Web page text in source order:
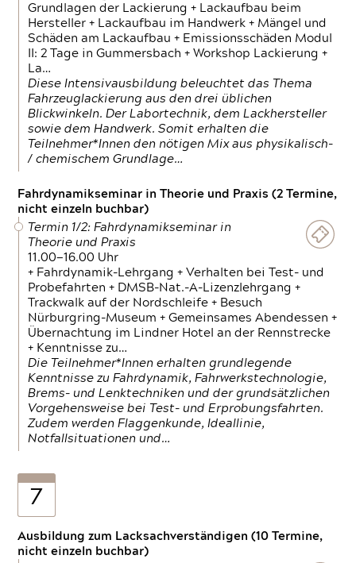
Grundlagen der Lackierung + Lackaufbau beim
Hersteller + Lackaufbau im Handwerk + Mängel und
Schäden am Lackaufbau + Emissionsschäden Modul
II: 2 Tage in Gummersbach + Workshop Lackierung +
La…
Diese Intensivausbildung beleuchtet das Thema
Fahrzeuglackierung aus den drei üblichen
Blickwinkeln. Der Labortechnik, dem Lackhersteller
sowie dem Handwerk. Somit erhalten die
Teilnehmer*Innen den nötigen Mix aus physikalisch-
/ chemischem Grundlage…
Fahrdynamikseminar in Theorie und Praxis (2 Termine,
nicht einzeln buchbar)
Termin 1/2: Fahrdynamikseminar in
Theorie und Praxis
11.00—16.00 Uhr
+ Fahrdynamik-Lehrgang + Verhalten bei Test- und
Probefahrten + DMSB-Nat.-A-Lizenzlehrgang +
Trackwalk auf der Nordschleife + Besuch
Nürburgring-Museum + Gemeinsames Abendessen +
Übernachtung im Lindner Hotel an der Rennstrecke
+ Kenntnisse zu…
Die Teilnehmer*Innen erhalten grundlegende
Kenntnisse zu Fahrdynamik, Fahrwerkstechnologie,
Brems- und Lenktechniken und der grundsätzlichen
Vorgehensweise bei Test- und Erprobungsfahrten.
Zudem werden Flaggenkunde, Ideallinie,
Notfallsituationen und…
7
Ausbildung zum Lacksachverständigen (10 Termine,
nicht einzeln buchbar)